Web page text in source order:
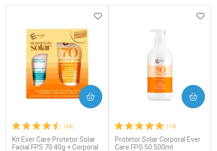
(24)
Kit Ever Care Protetor Solar
Facial FPS 70 40g + Corporal
ADICIONAR AOS FAVORITOS
COMPRAR
(13)
Protetor Solar Corporal Ever
Care FPS 50 500ml
COMPRAR